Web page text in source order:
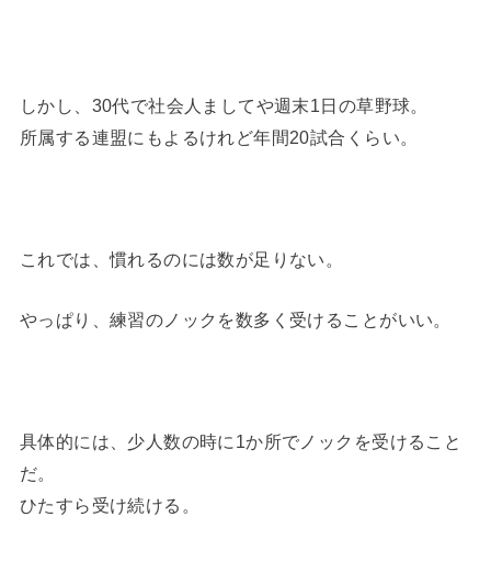
しかし、30代で社会人ましてや週末1日の草野球。
所属する連盟にもよるけれど年間20試合くらい。
これでは、慣れるのには数が足りない。
やっぱり、練習のノックを数多く受けることがいい。
具体的には、少人数の時に1か所でノックを受けること
だ。
ひたすら受け続ける。